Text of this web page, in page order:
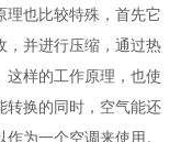
理也比较特殊，首先它
，并进行压缩，通过热
这样的工作原理，也使
转换的同时，空气能还
为一个空调来使用。